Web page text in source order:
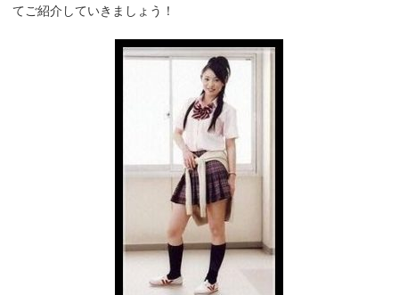
てご紹介していきましょう！